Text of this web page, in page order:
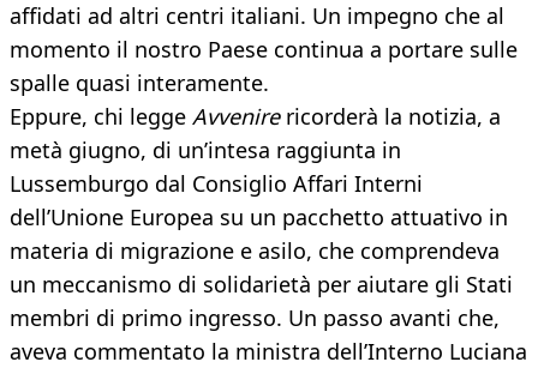
affidati ad altri centri italiani. Un impegno che al
momento il nostro Paese continua a portare sulle
spalle quasi interamente.
Eppure, chi legge Avvenirericorderà la notizia, a
metà giugno, di un’intesa raggiunta in
Lussemburgo dal Consiglio Affari Interni
dell’Unione Europea su un pacchetto attuativo in
materia di migrazione e asilo, che comprendeva
un meccanismo di solidarietà per aiutare gli Stati
membri di primo ingresso. Un passo avanti che,
aveva commentato la ministra dell’Interno Luciana